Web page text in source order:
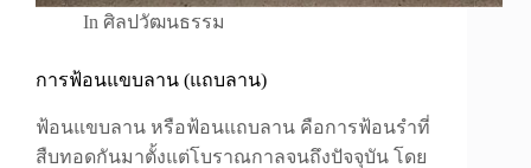
In ศิลปวัฒนธรรม
การฟ้อนแขบลาน (แถบลาน)
ฟ้อนแขบลาน หรือฟ้อนแถบลาน คือการฟ้อนรำที่
สืบทอดกันมาตั้งแต่โบราณกาลจนถึงปัจจุบัน โดย